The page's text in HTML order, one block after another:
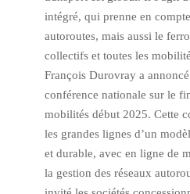
intégré, qui prenne en
autoroutes, mais aussi le
collectifs et toutes les
François Durovray a
conférence nationale sur le
mobilités début 2025. Cette
les grandes lignes d’un
et durable, avec en ligne de
la gestion des réseaux